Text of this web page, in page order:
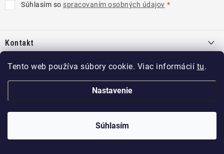
Tento web používa súbory cookie. Viac informácií tu.
Nastavenie
Súhlasím
Súhlasím so spracovaním osobných údajov
pKontakt
info@ kcshop.sk
+421 918 725 111
Kategórie
O nás
KCshop.sk. Všetky práva vyhradené.